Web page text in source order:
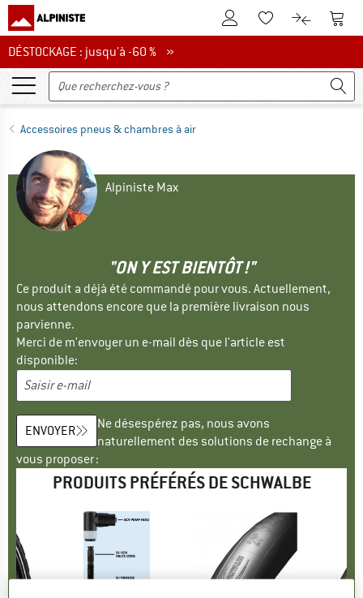
Vers le compte client
Vers la liste
Vers le
DÉSTOCKAGE : jusqu'à -60 %
DÉSTOCKAGE : jusqu'à -60 % »
Accessoires pneus & chambres à air
Alpiniste Max
"ON Y EST BIENTÔT !"
Ce produit a déjà été commandé pour vous. Actuellement,
nous attendons encore que la première livraison nous
parvienne.
Merci de m'envoyer un e-mail dès que l'article est
disponible:
ENVOYER
Ne désespérez pas, nous avons
naturellement des solutions de rechange à
vous proposer :
PRODUITS PRÉFÉRÉS DE SCHWALBE